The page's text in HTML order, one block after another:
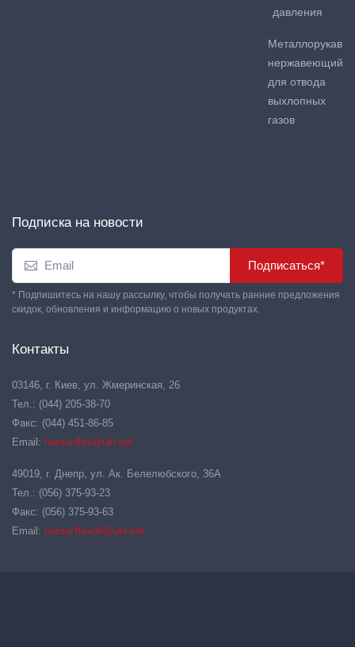
давления
Металлорукав
нержавеющий
для отвода
выхлопных
газов
Подписка на новости
Подписаться*
* Подпишитесь на нашу рассылку, чтобы получать ранние предложения
скидок, обновления и информацию о новых продуктах.
Контакты
03146, г. Киев, ул. Жмеринская, 26
Тел.: (044) 205-38-70
Факс: (044) 451-86-85
Email: hansa-flex@ukr.net
49019, г. Днепр, ул. Ак. Белелюбского, 36А
Тел.: (056) 375-93-23
Факс: (056) 375-93-63
Email: hansa-flexdn@ukr.net